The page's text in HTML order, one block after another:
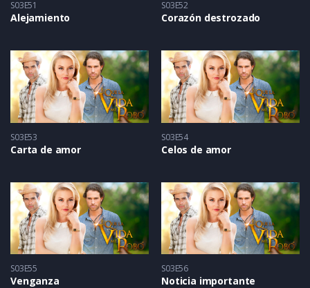
S03E51
Alejamiento
S03E52
Corazón destrozado
S03E53
Carta de amor
S03E54
Celos de amor
S03E55
Venganza
S03E56
Noticia importante